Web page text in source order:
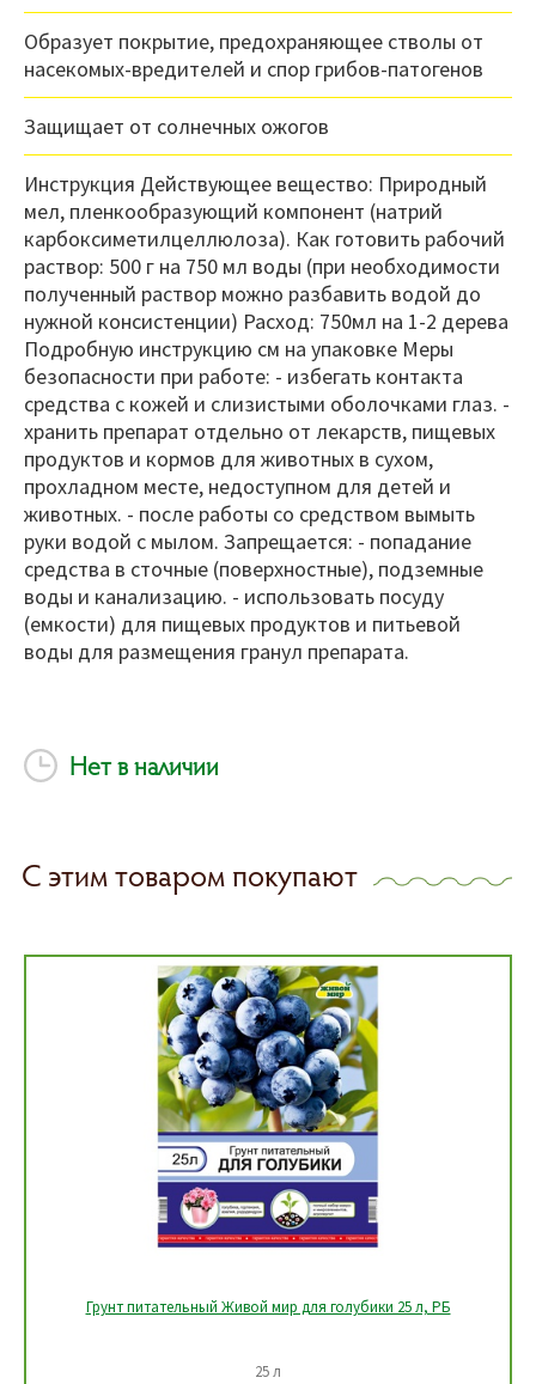
Образует покрытие, предохраняющее стволы от
насекомых-вредителей и спор грибов-патогенов
Защищает от солнечных ожогов
Инструкция Действующее вещество: Природный
мел, пленкообразующий компонент (натрий
карбоксиметилцеллюлоза). Как готовить рабочий
раствор: 500 г на 750 мл воды (при необходимости
полученный раствор можно разбавить водой до
нужной консистенции) Расход: 750мл на 1-2 дерева
Подробную инструкцию см на упаковке Меры
безопасности при работе: - избегать контакта
средства с кожей и слизистыми оболочками глаз. -
хранить препарат отдельно от лекарств, пищевых
продуктов и кормов для животных в сухом,
прохладном месте, недоступном для детей и
животных. - после работы со средством вымыть
руки водой с мылом. Запрещается: - попадание
средства в сточные (поверхностные), подземные
воды и канализацию. - использовать посуду
(емкости) для пищевых продуктов и питьевой
воды для размещения гранул препарата.
Нет в наличии
С этим товаром покупают
Грунт питательный Живой мир для голубики 25 л, РБ
25 л